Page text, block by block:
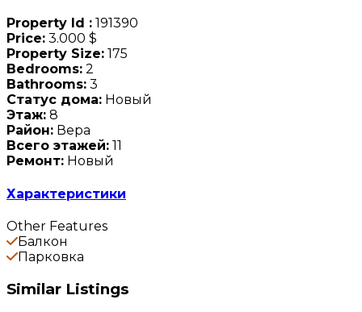
Property Id : 191390
Price: 3.000 $
Property Size: 175
Bedrooms: 2
Bathrooms: 3
Статус дома: Новый
Этаж: 8
Район: Вера
Всего этажей: 11
Ремонт: Новый
Характеристики
Other Features
Балкон
Парковка
Similar Listings